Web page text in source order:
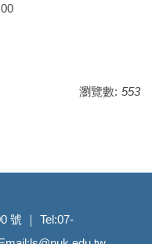
瀏覽數: 553
號 ｜ Tel:07-